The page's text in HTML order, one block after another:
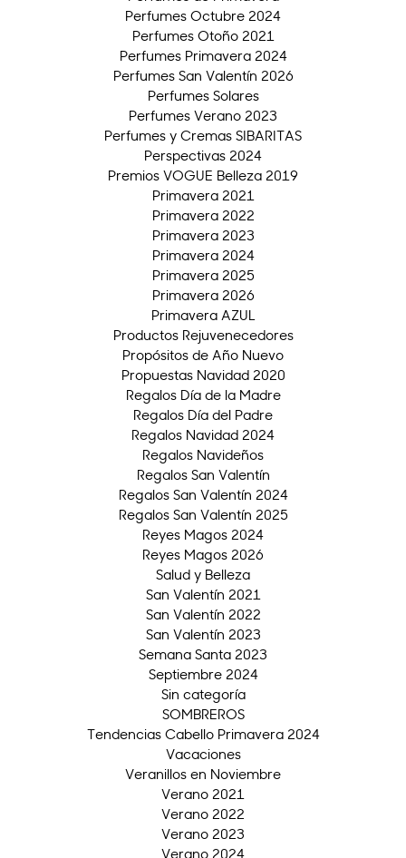
Perfumes Octubre 2024
Perfumes Otoño 2021
Perfumes Primavera 2024
Perfumes San Valentín 2026
Perfumes Solares
Perfumes Verano 2023
Perfumes y Cremas SIBARITAS
Perspectivas 2024
Premios VOGUE Belleza 2019
Primavera 2021
Primavera 2022
Primavera 2023
Primavera 2024
Primavera 2025
Primavera 2026
Primavera AZUL
Productos Rejuvenecedores
Propósitos de Año Nuevo
Propuestas Navidad 2020
Regalos Día de la Madre
Regalos Día del Padre
Regalos Navidad 2024
Regalos Navideños
Regalos San Valentín
Regalos San Valentín 2024
Regalos San Valentín 2025
Reyes Magos 2024
Reyes Magos 2026
Salud y Belleza
San Valentín 2021
San Valentín 2022
San Valentín 2023
Semana Santa 2023
Septiembre 2024
Sin categoría
SOMBREROS
Tendencias Cabello Primavera 2024
Vacaciones
Veranillos en Noviembre
Verano 2021
Verano 2022
Verano 2023
Verano 2024